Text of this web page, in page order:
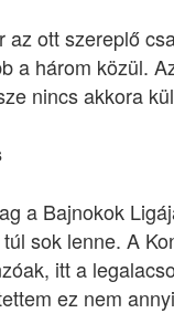
az ott szereplő
a három közül.
nincs akkora
a Bajnokok
sok lenne. A
itt a
ez nem